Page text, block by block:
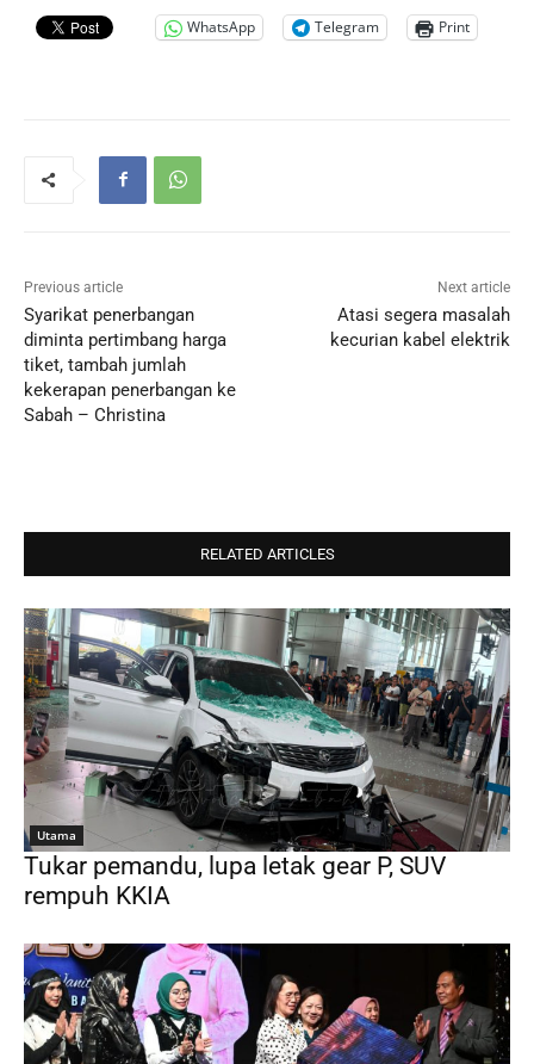
WhatsApp Telegram Print
Previous article
Syarikat penerbangan
diminta pertimbang harga
tiket, tambah jumlah
kekerapan penerbangan ke
Sabah – Christina
Next article
Atasi segera masalah
kecurian kabel elektrik
RELATED ARTICLES
Utama
Tukar pemandu, lupa letak gear P, SUV
rempuh KKIA